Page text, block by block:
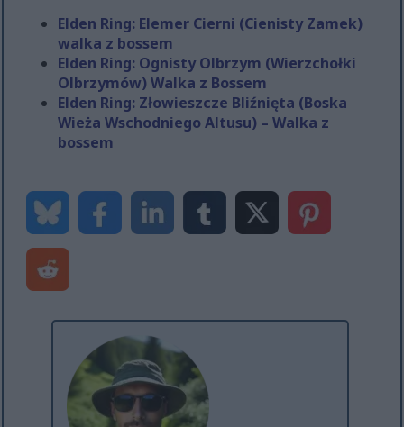
Elden Ring: Elemer Cierni (Cienisty Zamek)
walka z bossem
Elden Ring: Ognisty Olbrzym (Wierzchołki
Olbrzymów) Walka z Bossem
Elden Ring: Złowieszcze Bliźnięta (Boska
Wieża Wschodniego Altusu) – Walka z
bossem